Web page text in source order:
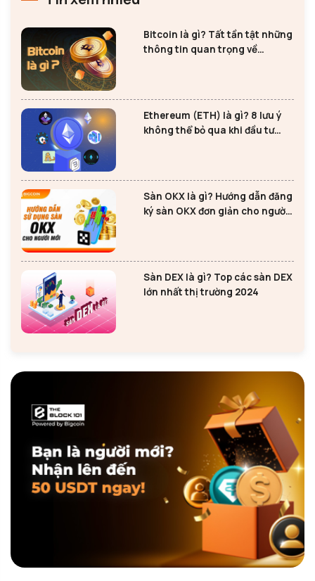
Bitcoin là gì? Tất tần tật những
thông tin quan trọng về
Ethereum (ETH) là gì? 8 lưu ý
không thể bỏ qua khi đầu tư
Sàn OKX là gì? Hướng dẫn đăng
ký sàn OKX đơn giản cho người
Sàn DEX là gì? Top các sàn DEX
lớn nhất thị trường 2024